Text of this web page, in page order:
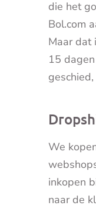
die het
Bol.com
Maar dat
15
We
inkopen
naar de